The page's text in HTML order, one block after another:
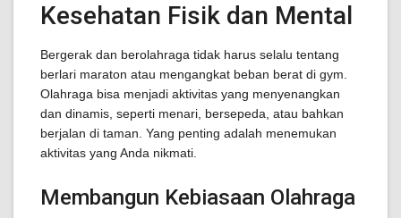
Kesehatan Fisik dan Mental
Bergerak dan berolahraga tidak harus selalu tentang
berlari maraton atau mengangkat beban berat di gym.
Olahraga bisa menjadi aktivitas yang menyenangkan
dan dinamis, seperti menari, bersepeda, atau bahkan
berjalan di taman. Yang penting adalah menemukan
aktivitas yang Anda nikmati.
Membangun Kebiasaan Olahraga